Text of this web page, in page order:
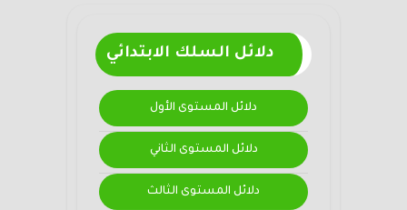
دلائل السلك الابتدائي
دلائل المستوى الأول
دلائل المستوى الثاني
دلائل المستوى الثالث